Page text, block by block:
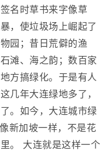
名时草书来字像草
，使垃圾场上崛起了
园；昔日荒僻的渔
滩、海之韵；数百家
方搞绿化。于是有人
几年大连绿地多了，
。如今，大连城市绿
新加坡一样，不是花
。 大连就是这样一个